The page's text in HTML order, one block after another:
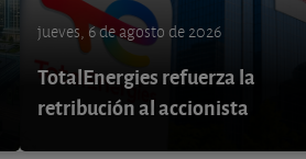
jueves, 6 de agosto de 2026
TotalEnergies refuerza la
retribución al accionista